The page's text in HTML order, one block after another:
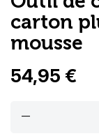
carton
mousse
54,95 €
remove